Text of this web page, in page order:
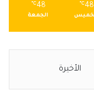
48
℃
48
℃
الجمعة
الأخيرة